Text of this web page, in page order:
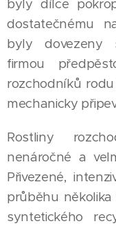
byly dílce
dostatečnému
byly dovezeny
firmou
rozchodníků
mechanicky
Rostliny
nenáročné a
Přivezené,
průběhu
syntetického